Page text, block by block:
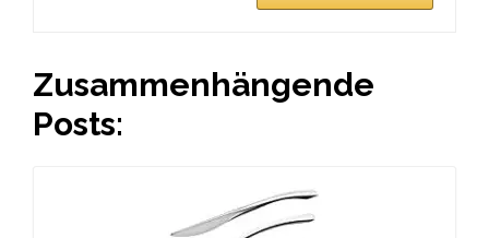
Zusammenhängende
Posts: